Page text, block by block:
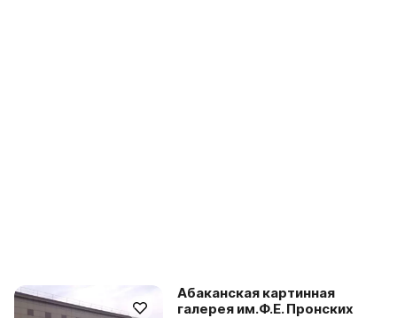
Абаканская картинная
галерея им.Ф.Е. Пронских